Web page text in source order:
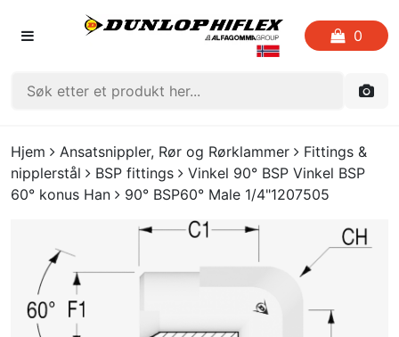
0
FORSIDEN
LISTE OVER FAVORITTER
CRIMP
UTGÅENDE VARE
Hjem Ansatsnippler, Rør og Rørklammer
Fittings &
nipplerstål
BSP fittings
Vinkel 90° BSP Vinkel BSP
60° konus Han
90° BSP60° Male 1/4"1207505